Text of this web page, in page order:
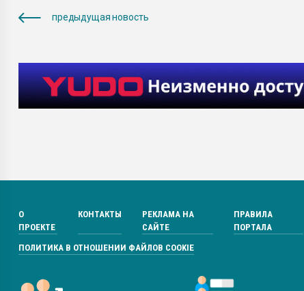
предыдущая новость
О
ПРОЕКТЕ
КОНТАКТЫ
РЕКЛАМА НА
САЙТЕ
ПРАВИЛА
ПОРТАЛА
ПОЛИТИКА В ОТНОШЕНИИ ФАЙЛОВ COOKIE